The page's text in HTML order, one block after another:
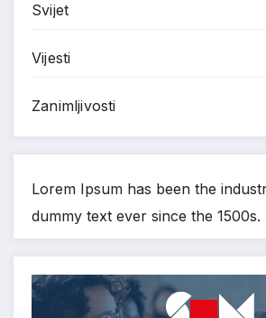
Svijet
Vijesti
Zanimljivosti
Lorem Ipsum has been the
dummy text ever since the 1500s.